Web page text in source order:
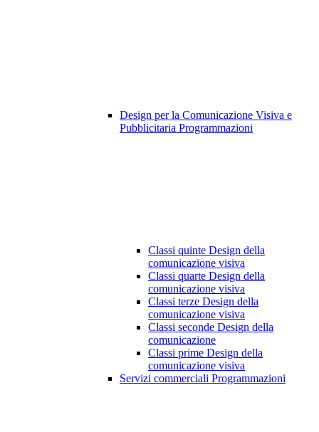
Design per la Comunicazione Visiva e
Pubblicitaria Programmazioni
Classi quinte Design della
comunicazione visiva
Classi quarte Design della
comunicazione visiva
Classi terze Design della
comunicazione visiva
Classi seconde Design della
comunicazione
Classi prime Design della
comunicazione visiva
Servizi commerciali Programmazioni